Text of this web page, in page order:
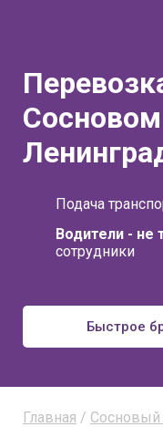
Подача
Водители - не
сотрудники
Быстрое
Главная / Сосновый